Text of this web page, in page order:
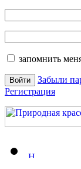
запомнить
Забыли
Регистрация